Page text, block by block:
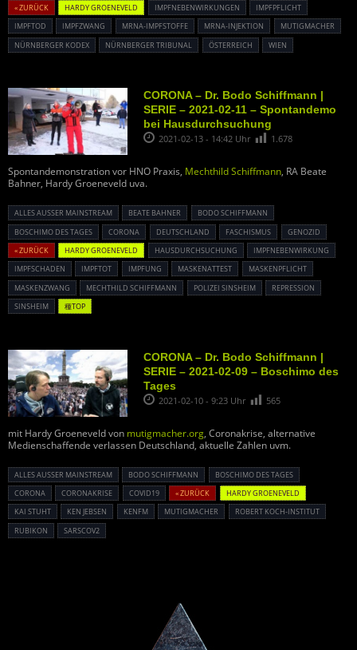
« ZURÜCK
HARDY GROENEVELD IMPFNEBENWIRKUNGEN
IMPFPFLICHT
IMPFTOD
IMPFZWANG MRNA-IMPFSTOFFE MRNA-INJEKTION
MUTIGMACHER
NÜRNBERGER KODEX
NÜRNBERGER TRIBUNAL ÖSTERREICH WIEN
CORONA – Dr. Bodo Schiffmann |
SERIE – 2021-02-11 – Spontandemo
bei Hausdurchsuchung
2021-02-13 - 14:42 Uhr 1.678
Spontandemonstration vor HNO Praxis, Mechthild Schiffmann, RA Beate
Bahner, Hardy Groeneveld uva.
ALLES AUSSER MAINSTREAM BEATE BAHNER
BODO SCHIFFMANN
BOSCHIMO DES TAGES
CORONA DEUTSCHLAND FASCHISMUS
GENOZID
« ZURÜCK
HARDY GROENEVELD HAUSDURCHSUCHUNG
IMPFNEBENWIRKUNG
IMPFSCHADEN
IMPFTOT IMPFUNG MASKENATTEST
MASKENPFLICHT
MASKENZWANG
MECHTHILD SCHIFFMANN POLIZEI SINSHEIM
REPRESSION
SINSHEIM
種TOP
CORONA – Dr. Bodo Schiffmann |
SERIE – 2021-02-09 – Boschimo des
Tages
2021-02-10 - 9:23 Uhr 565
mit Hardy Groeneveld von mutigmacher.org, Coronakrise, alternative
Medienschaffende verlassen Deutschland, aktuelle Zahlen uvm.
ALLES AUSSER MAINSTREAM BODO SCHIFFMANN
BOSCHIMO DES TAGES
CORONA
CORONAKRISE COVID19 « ZURÜCK
HARDY GROENEVELD
KAI STUHT
KEN JEBSEN KENFM MUTIGMACHER
ROBERT KOCH-INSTITUT
RUBIKON
SARSCOV2